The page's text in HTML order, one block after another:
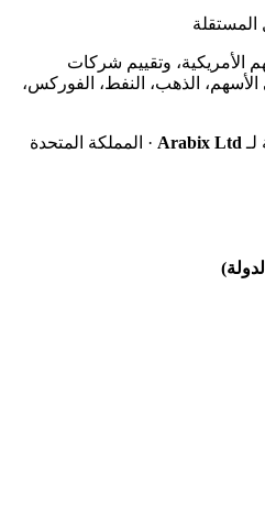
الأمريكية، وتقييم شركات
الذهب، النفط، الفوركس،
لـ Arabix Ltd · المملكة المتحدة